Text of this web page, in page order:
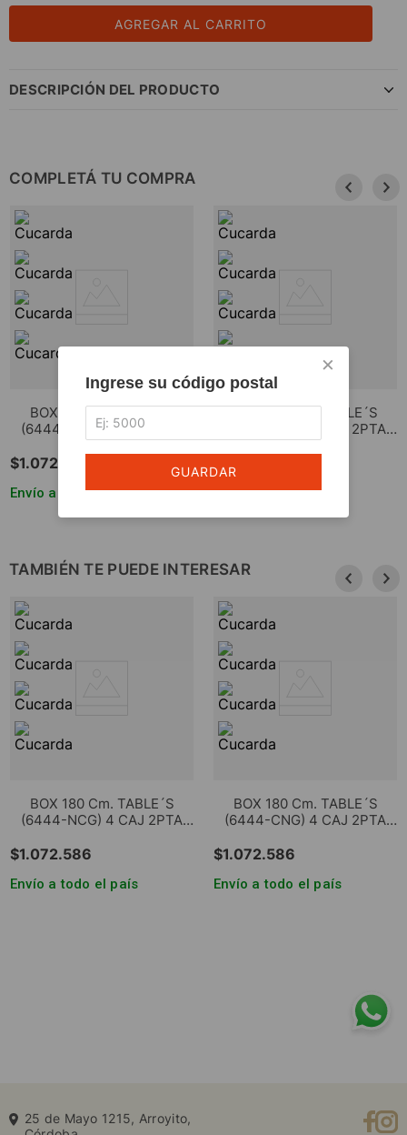
×
Ingrese su código postal
GUARDAR
AGREGAR AL CARRITO
DESCRIPCIÓN DEL PRODUCTO
COMPLETÁ TU COMPRA
BOX 180 Cm. TABLE´S
(6444-NCG) 4 CAJ 2PTA
REV NEVADO/GRIS C.
$1.072
Envío a todo el país
BOX 180 Cm. TABLE´S
(6444-CNG) 4 CAJ 2PTA
REV NOGAL L./GRIS C.
1 .
Envío a todo el país
TAMBIÉN TE PUEDE INTERESAR
BOX 180 Cm. TABLE´S
(6444-NCG) 4 CAJ 2PTA
$1.072.586
Envío a todo el país
BOX 180 Cm. TABLE´S
(6444-CNG) 4 CAJ 2PTA
$1.072.586
Envío a todo el país
25 de Mayo 1215, Arroyito,